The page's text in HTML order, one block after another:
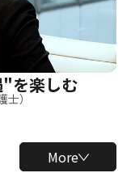
"を楽しむ
士）
More